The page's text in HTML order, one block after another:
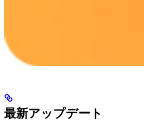
最新アップデート